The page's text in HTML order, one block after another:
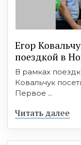
Егор
поездкой в
В рамках
Ковальчук
Первое ...
Читать далее